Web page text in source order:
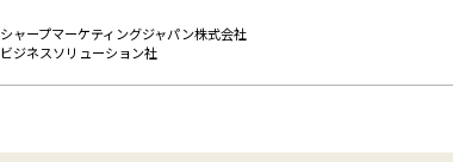
シャープマーケティングジャパン株式会社
ビジネスソリューション社